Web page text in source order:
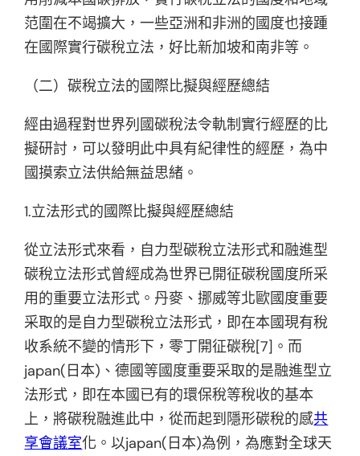
范圍在不竭擴大，一些亞洲和非洲的國度也接踵
在國際實行碳稅立法，好比新加坡和南非等。
（二）碳稅立法的國際比擬與經歷總結
經由過程對世界列國碳稅法令軌制實行經歷的比
擬研討，可以發明此中具有紀律性的經歷，為中
國摸索立法供給無益思緒。
1.立法形式的國際比擬與經歷總結
從立法形式來看，自力型碳稅立法形式和融進型
碳稅立法形式曾經成為世界已開征碳稅國度所采
用的重要立法形式。丹麥、挪威等北歐國度重要
采取的是自力型碳稅立法形式，即在本國現有稅
收系統不變的情形下，零丁開征碳稅[7]。而
japan(日本)、德國等國度重要采取的是融進型立
法形式，即在本國已有的環保稅等稅收的基本
上，將碳稅融進此中，從而起到隱形碳稅的感共
享會議室化。以japan(日本)為例，為應對全球天